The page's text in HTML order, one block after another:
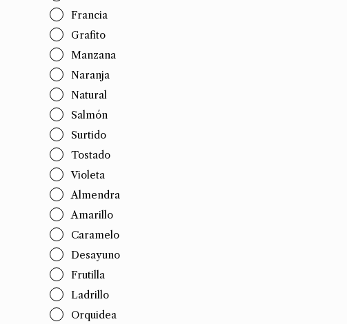
Francia
Grafito
Manzana
Naranja
Natural
Salmón
Surtido
Tostado
Violeta
Almendra
Amarillo
Caramelo
Desayuno
Frutilla
Ladrillo
Orquidea